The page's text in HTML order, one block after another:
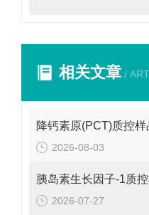
相关文章 /
降钙素原(PCT)质控
2026-08-03
2026-07-27